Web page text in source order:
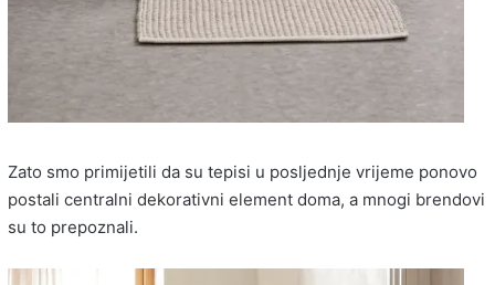
Zato smo primijetili da su tepisi u posljednje vrijeme ponovo
postali centralni dekorativni element doma, a mnogi brendovi
su to prepoznali.